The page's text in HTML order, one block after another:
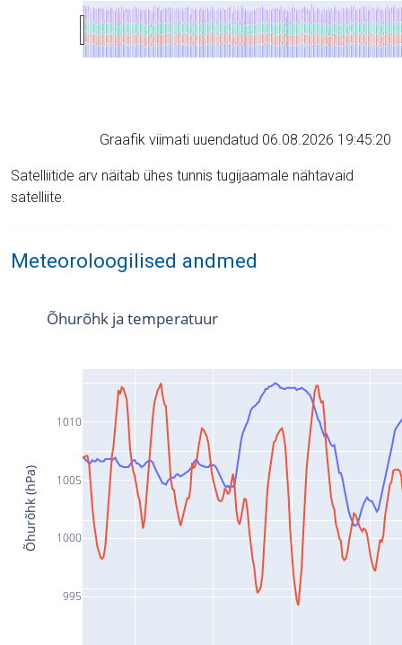
Graafik viimati uuendatud 06.08.2026 19:45:20
Satelliitide arv näitab ühes tunnis tugijaamale nähtavaid
satelliite.
Meteoroloogilised andmed
995
1000
1005
1010
Õhurõhk ja temperatuur
Õhurõhk (hPa)